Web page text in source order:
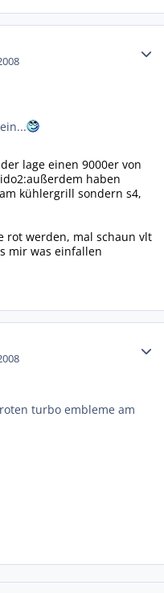
lage einen 9000er von
haben
kühlergrill sondern s4,
rot werden, mal schaun vlt
mir was einfallen
turbo embleme am